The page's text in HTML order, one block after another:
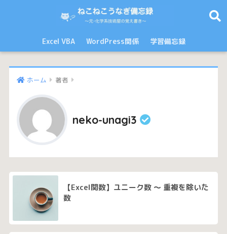
Excel VBA WordPress関係 学習備忘録
ホーム 著者
neko-unagi3
【Excel関数】ユニーク数 〜 重複を除いた
数